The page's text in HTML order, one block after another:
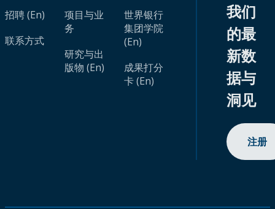
招聘 (En)
联系方式
项目与业
务
研究与出
版物 (En)
世界银行
集团学院
(En)
成果打分
卡 (En)
我们
的最
新数
据与
洞见
注册